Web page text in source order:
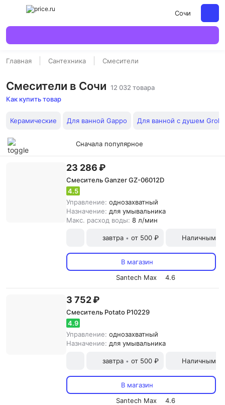
Сочи
Главная Сантехника Смесители
Смесители в Сочи 12 032 товара
Как купить товар
Керамические Для ванной Gappo Для ванной с душем
Сначала популярное
23 286 ₽
Смеситель Ganzer GZ-06012D
4.5
Управление: однозахватный
Назначение: для умывальника
Макс. расход воды: 8 л/мин
завтра • от 500 ₽ Наличными
В магазин
Santech Max
4.6
3 752 ₽
Смеситель Potato P10229
4.9
Управление: однозахватный
Назначение: для умывальника
завтра • от 500 ₽ Наличными
В магазин
Santech Max
4.6